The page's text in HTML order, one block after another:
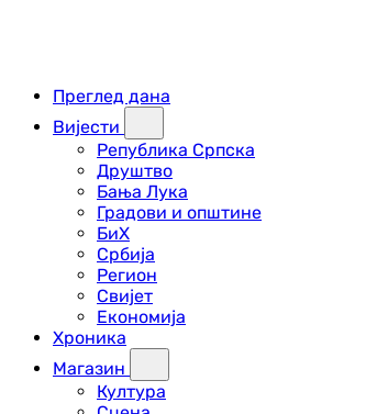
Преглед дана
Вијести
Република Српска
Друштво
Бања Лука
Градови и општине
БиХ
Србија
Регион
Свијет
Економија
Хроника
Магазин
Култура